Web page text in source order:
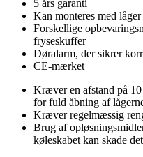
5 års garanti
Kan monteres med
Forskellige
fryseskuffer
Døralarm, der sikrer
CE-mærket
Kræver en afstand på
for fuld åbning af
Kræver regelmæssig
Brug af
køleskabet kan skade det